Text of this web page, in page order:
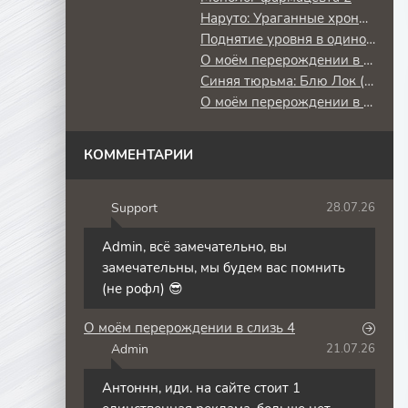
Наруто: Ураганные хроники
Поднятие уровня в одиночку: Повторное пробуждение
О моём перерождении в слизь
Синяя тюрьма: Блю Лок (2 сезон) против юношеской сборной Японии
О моём перерождении в слизь 3
КОММЕНТАРИИ
Support 28.07.26
Admin, всё замечательно, вы
замечательны, мы будем вас помнить
(не рофл) 😎
О моём перерождении в слизь 4
Admin 21.07.26
Антоннн, иди. на сайте стоит 1